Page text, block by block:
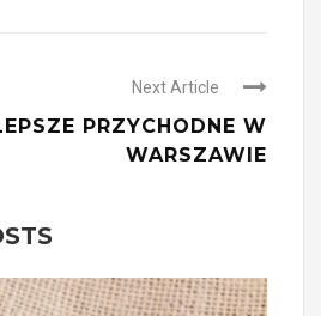
Next Article
PRZYCHODNE W
WARSZAWIE